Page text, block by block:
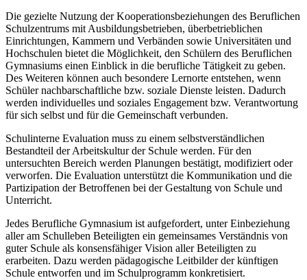
Die gezielte Nutzung der Kooperationsbeziehungen des Beruflichen
Schulzentrums mit Ausbildungsbetrieben, überbetrieblichen
Einrichtungen, Kammern und Verbänden sowie Universitäten und
Hochschulen bietet die Möglichkeit, den Schülern des Beruflichen
Gymnasiums einen Einblick in die berufliche Tätigkeit zu geben.
Des Weiteren können auch besondere Lernorte entstehen, wenn
Schüler nachbarschaftliche bzw. soziale Dienste leisten. Dadurch
werden individuelles und soziales Engagement bzw. Verantwortung
für sich selbst und für die Gemeinschaft verbunden.
Schulinterne Evaluation muss zu einem selbstverständlichen
Bestandteil der Arbeitskultur der Schule werden. Für den
untersuchten Bereich werden Planungen bestätigt, modifiziert oder
verworfen. Die Evaluation unterstützt die Kommunikation und die
Partizipation der Betroffenen bei der Gestaltung von Schule und
Unterricht.
Jedes Berufliche Gymnasium ist aufgefordert, unter Einbeziehung
aller am Schulleben Beteiligten ein gemeinsames Verständnis von
guter Schule als konsensfähiger Vision aller Beteiligten zu
erarbeiten. Dazu werden pädagogische Leitbilder der künftigen
Schule entworfen und im Schulprogramm konkretisiert.